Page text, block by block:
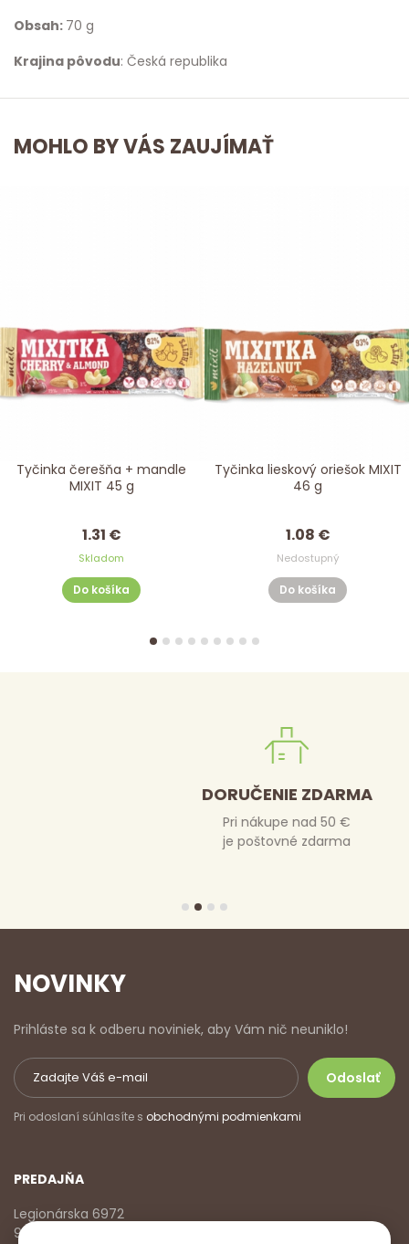
Obsah: 70 g
Krajina pôvodu: Česká republika
MOHLO BY VÁS ZAUJÍMAŤ
Tyčinka lieskový oriešok MIXIT
46 g
1.08 €
Nedostupný
Do košíka
Tyčinka káva + kešu MIXIT
1.13 €
Skladom
Do košíka
DORUČENIE ZDARMA
Pri nákupe nad 50 €
je poštovné zdarma
NOVINKY
Prihláste sa k odberu noviniek, aby Vám nič neuniklo!
Pri odoslaní súhlasíte s obchodnými podmienkami
PREDAJŇA
Legionárska 6972
911 01 Trenčín